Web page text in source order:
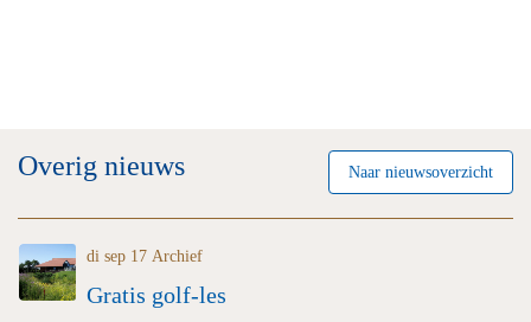
Overig nieuws Naar nieuwsoverzicht
di sep 17 Archief
Gratis golf-les